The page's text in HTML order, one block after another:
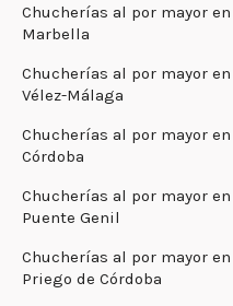
Chucherías al por mayor en
Marbella
Chucherías al por mayor en
Vélez-Málaga
Chucherías al por mayor en
Córdoba
Chucherías al por mayor en
Puente Genil
Chucherías al por mayor en
Priego de Córdoba